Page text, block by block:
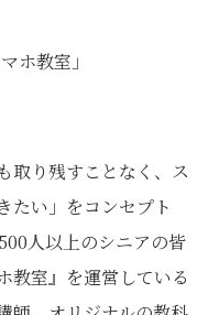
ホ教室」
取り残すことなく、ス
たい」をコンセプト
人以上のシニアの皆
教室』を運営している